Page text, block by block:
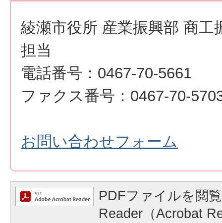
綾瀬市役所 産業振興部 商工
担当
電話番号：0467-70-5661
ファクス番号：0467-70-
お問い合わせフォーム
PDFファイルを閲
Reader（Acrobat